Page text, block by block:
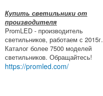
Купить светильники от
производителя
PromLED - производитель
светильников, работаем с 2015г.
Каталог более 7500 моделей
светильников. Обращайтесь!
https://promled.com/